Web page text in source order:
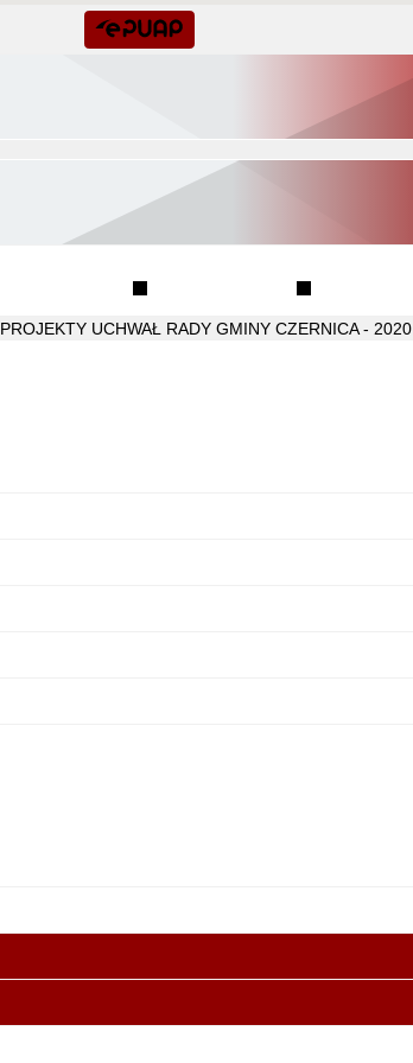
PROJEKTY UCHWAŁ RADY GMINY CZERNICA - 2020